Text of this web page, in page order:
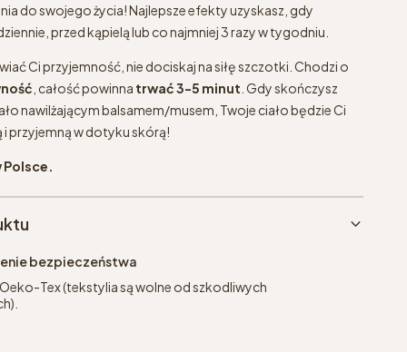
do swojego życia! Najlepsze efekty uzyskasz, gdy
przed kąpielą lub co najmniej 3 razy w tygodniu.
Ci przyjemność, nie dociskaj na siłę szczotki. Chodzi o
, całość powinna trwać 3-5 minut . Gdy skończysz
nawilżającym balsamem/musem, Twoje ciało będzie Ci
i przyjemną w dotyku skórą!
bezpieczeństwa
Tex (tekstylia są wolne od szkodliwych